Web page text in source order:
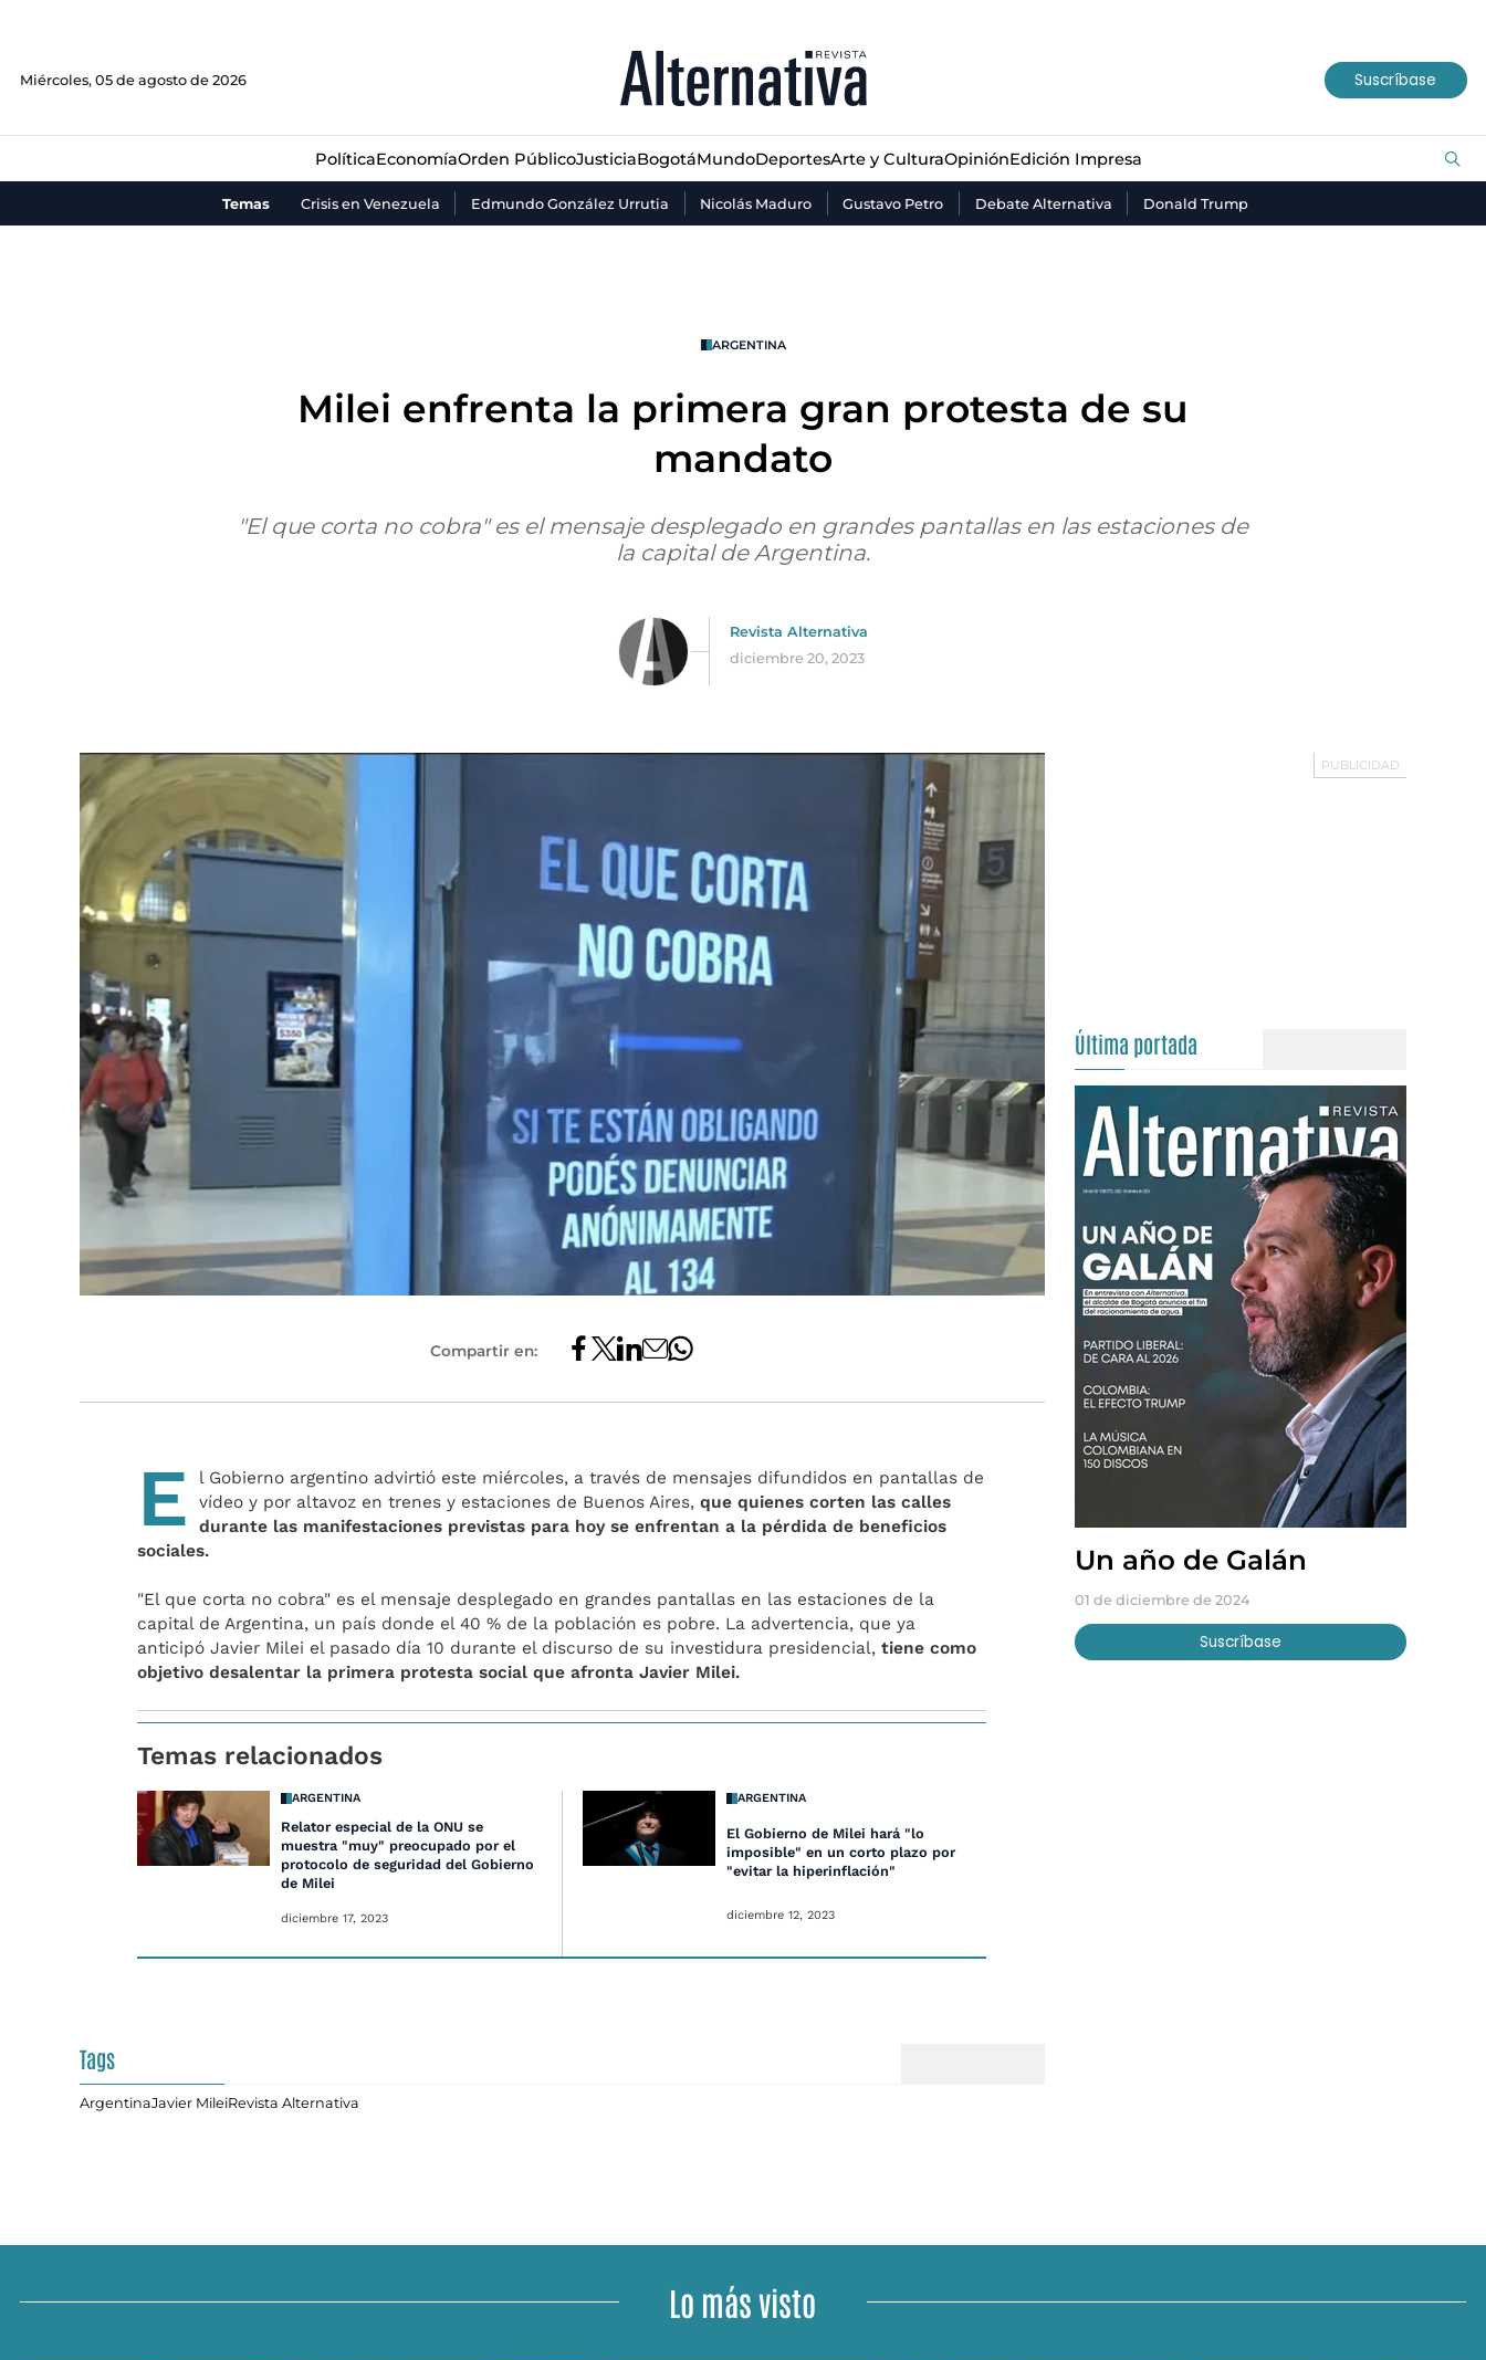
Miércoles, 05 de agosto de 2026 Suscríbase
PolíticaEconomíaOrden PúblicoJusticiaBogotáMundoDeportesArte y CulturaOpiniónEdición Impresa
Temas Crisis en Venezuela Edmundo González Urrutia Nicolás Maduro Gustavo Petro Debate Alternativa Donald Trump
JusticiaBogotáMundo Deportes Arte y Cultura
ARGENTINA
Milei enfrenta la primera gran protesta de su
mandato
"El que corta no cobra" es el mensaje desplegado en grandes pantallas en las estaciones de
la capital de Argentina.
Revista Alternativa
diciembre 20, 2023
Compartir en:
E
l Gobierno argentino advirtió este miércoles, a través de mensajes difundidos en pantallas de
vídeo y por altavoz en trenes y estaciones de Buenos Aires,que quienes corten las calles
durante las manifestaciones previstas para hoy se enfrentan a la pérdida de beneficios
sociales.
"El que corta no cobra" es el mensaje desplegado en grandes pantallas en las estaciones de la
capital de Argentina, un país donde el 40 % de la población es pobre. La advertencia, que ya
anticipó Javier Milei el pasado día 10 durante el discurso de su investidura presidencial, tiene como
objetivo desalentar la primera protesta social que afronta Javier Milei.
Temas relacionados
ARGENTINA
Relator especial de la ONU se
muestra "muy" preocupado por el
protocolo de seguridad del Gobierno
de Milei
diciembre 17, 2023
ARGENTINA
El Gobierno de Milei hará "lo
imposible" en un corto plazo por
"evitar la hiperinflación"
diciembre 12, 2023
Tags
ArgentinaJavier MileiRevista Alternativa
Última portada
Un año de Galán
01 de diciembre de 2024
Suscríbase
Lo más visto